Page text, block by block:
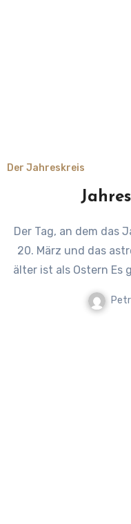
Der Jahreskreis
Der Tag, an dem das Jahr wirklich beginnt: Ostara, der
20. März und das
älter ist als Ostern Es